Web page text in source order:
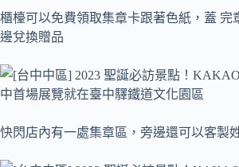
櫃檯可以免費領取集章卡跟著色紙，蓋 完
邊兌換贈品
快閃店內有一處集章區，旁邊還可以客製